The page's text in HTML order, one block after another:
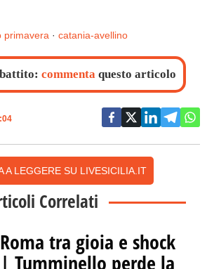
primavera · catania-avellino
commenta questo articolo
A LEGGERE SU LIVESICILIA.IT
Correlati
Roma tra gioia e shock
| Tumminello perde la